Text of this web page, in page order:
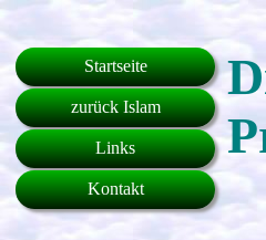
Startseite
zurück Islam
Links
Kontakt